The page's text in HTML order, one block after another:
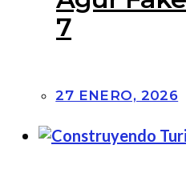
7
27 ENERO, 2026